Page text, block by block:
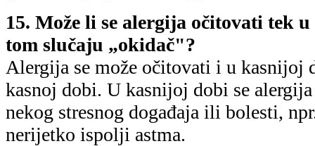
15. Može li se alergija očitovati tek
tom slučaju „okidač"?
Alergija se može očitovati i u kasnijoj
kasnoj dobi. U kasnijoj dobi se
nekog stresnog događaja ili bolesti,
nerijetko ispolji astma.